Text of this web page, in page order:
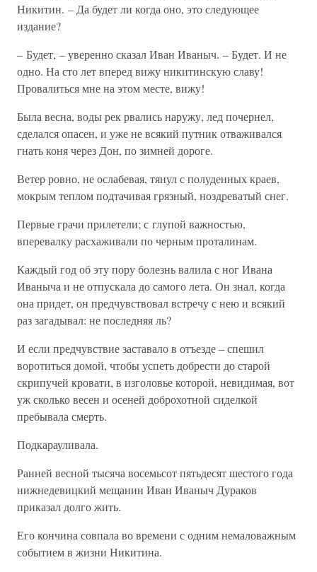
Никитин. – Да будет ли когда оно, это следующее
издание?
– Будет, – уверенно сказал Иван Иваныч. – Будет. И не
одно. На сто лет вперед вижу никитинскую славу!
Провалиться мне на этом месте, вижу!
Была весна, воды рек рвались наружу, лед почернел,
сделался опасен, и уже не всякий путник отваживался
гнать коня через Дон, по зимней дороге.
Ветер ровно, не ослабевая, тянул с полуденных краев,
мокрым теплом подтачивая грязный, ноздреватый снег.
Первые грачи прилетели; с глупой важностью,
вперевалку расхаживали по черным проталинам.
Каждый год об эту пору болезнь валила с ног Ивана
Иваныча и не отпускала до самого лета. Он знал, когда
она придет, он предчувствовал встречу с нею и всякий
раз загадывал: не последняя ль?
И если предчувствие заставало в отъезде – спешил
воротиться домой, чтобы успеть добрести до старой
скрипучей кровати, в изголовье которой, невидимая, вот
уж сколько весен и осеней доброхотной сиделкой
пребывала смерть.
Подкарауливала.
Ранней весной тысяча восемьсот пятьдесят шестого года
нижнедевицкий мещанин Иван Иваныч Дураков
приказал долго жить.
Его кончина совпала во времени с одним немаловажным
событием в жизни Никитина.